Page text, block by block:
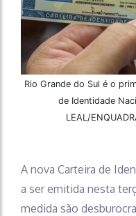
Rio Grande do Sul é o
de Identidade
LEAL/
A nova Carteira de
a ser emitida nesta
medida são